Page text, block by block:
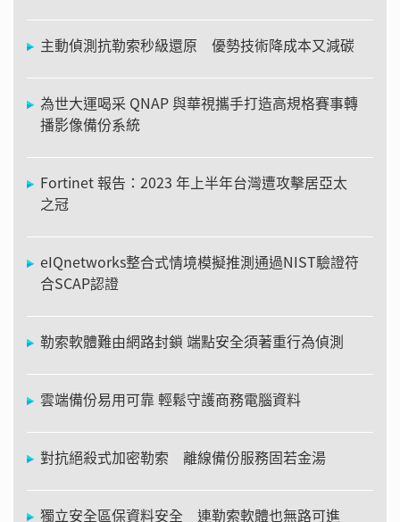
主動偵測抗勒索秒級還原 優勢技術降成本又減碳
為世大運喝采 QNAP 與華視攜手打造高規格賽事轉
播影像備份系統
Fortinet 報告：2023 年上半年台灣遭攻擊居亞太
之冠
eIQnetworks整合式情境模擬推測通過NIST驗證符
合SCAP認證
勒索軟體難由網路封鎖 端點安全須著重行為偵測
雲端備份易用可靠 輕鬆守護商務電腦資料
對抗絕殺式加密勒索 離線備份服務固若金湯
獨立安全區保資料安全 連勒索軟體也無路可進